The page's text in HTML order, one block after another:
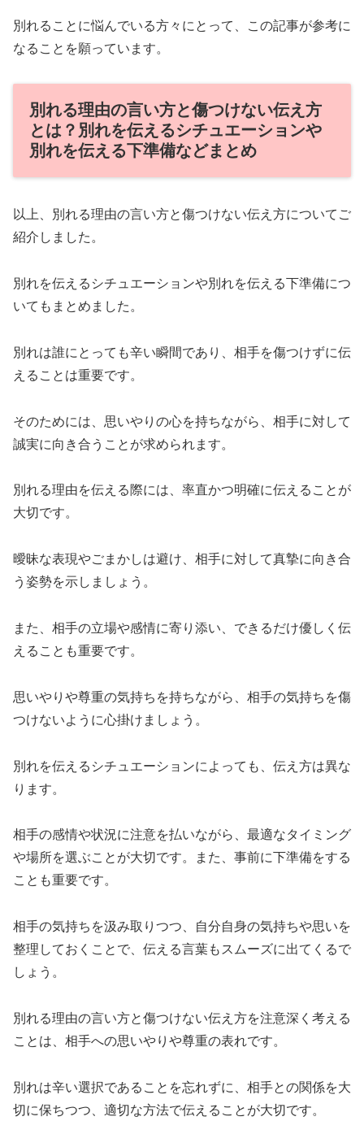
別れることに悩んでいる方々にとって、この記事が参考に
なることを願っています。
別れる理由の言い方と傷つけない伝え方
とは？別れを伝えるシチュエーションや
別れを伝える下準備などまとめ
以上、別れる理由の言い方と傷つけない伝え方についてご
紹介しました。
別れを伝えるシチュエーションや別れを伝える下準備につ
いてもまとめました。
別れは誰にとっても辛い瞬間であり、相手を傷つけずに伝
えることは重要です。
そのためには、思いやりの心を持ちながら、相手に対して
誠実に向き合うことが求められます。
別れる理由を伝える際には、率直かつ明確に伝えることが
大切です。
曖昧な表現やごまかしは避け、相手に対して真摯に向き合
う姿勢を示しましょう。
また、相手の立場や感情に寄り添い、できるだけ優しく伝
えることも重要です。
思いやりや尊重の気持ちを持ちながら、相手の気持ちを傷
つけないように心掛けましょう。
別れを伝えるシチュエーションによっても、伝え方は異な
ります。
相手の感情や状況に注意を払いながら、最適なタイミング
や場所を選ぶことが大切です。また、事前に下準備をする
ことも重要です。
相手の気持ちを汲み取りつつ、自分自身の気持ちや思いを
整理しておくことで、伝える言葉もスムーズに出てくるで
しょう。
別れる理由の言い方と傷つけない伝え方を注意深く考える
ことは、相手への思いやりや尊重の表れです。
別れは辛い選択であることを忘れずに、相手との関係を大
切に保ちつつ、適切な方法で伝えることが大切です。